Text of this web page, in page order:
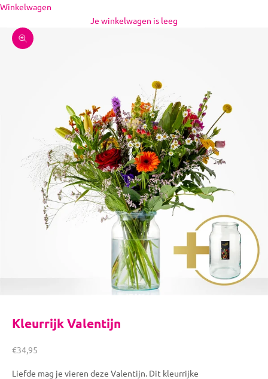
Naar inhoud
Winkelwagen
Je winkelwagen is leeg
In-/uitzoomen
Kleurrijk Valentijn
Aanbiedingsprijs
€34,95
Liefde mag je vieren deze Valentijn. Dit kleurrijke